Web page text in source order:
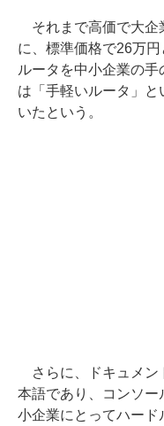
それまで高価で大企
に、標準価格で26万円
ルータを中小企業の
は「手軽いルータ」
いたという。
さらに、ドキュメン
本語であり、コンソー
小企業にとってハード